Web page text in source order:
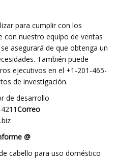
para cumplir con los
con nuestro equipo de ventas
asegurará de que obtenga un
También puede
ejecutivos en el +1-201-465-
de investigación.
de desarrollo
Correo
@
cabello para uso doméstico